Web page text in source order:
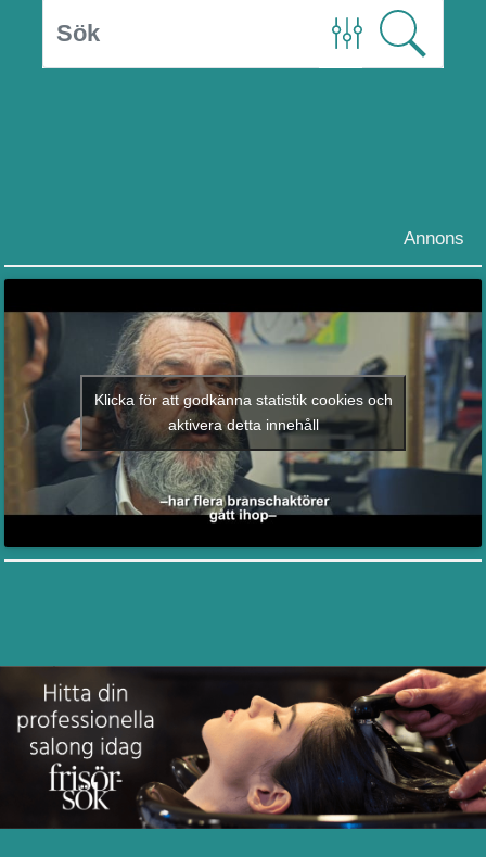
Annons
Klicka för att godkänna statistik cookies och
aktivera detta innehåll